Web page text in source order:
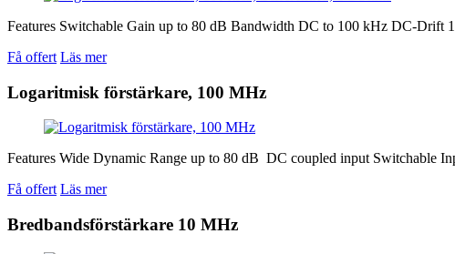
Features Switchable Gain up to 80 dB Bandwidth DC to 100 kHz DC-
Få offert Läs mer
Logaritmisk förstärkare, 100 MHz
Features Wide Dynamic Range up to 80 dB DC coupled input
Få offert Läs mer
Bredbandsförstärkare 10 MHz